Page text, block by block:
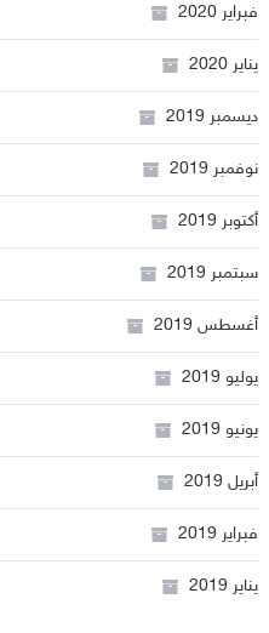
فبراير 2020
يناير 2020
ديسمبر 2019
نوفمبر 2019
أكتوبر 2019
سبتمبر 2019
أغسطس 2019
يوليو 2019
يونيو 2019
أبريل 2019
فبراير 2019
يناير 2019